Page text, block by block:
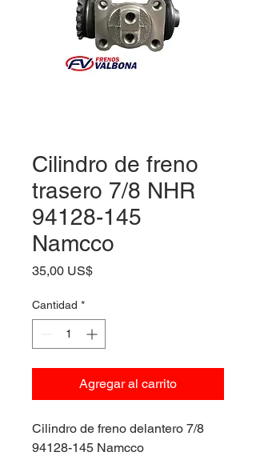
Cilindro de freno
trasero 7/8 NHR
94128-145
Namcco
35,00 US$Precio
Cantidad *
Agregar al carrito
Cilindro de freno delantero 7/8
94128-145 Namcco